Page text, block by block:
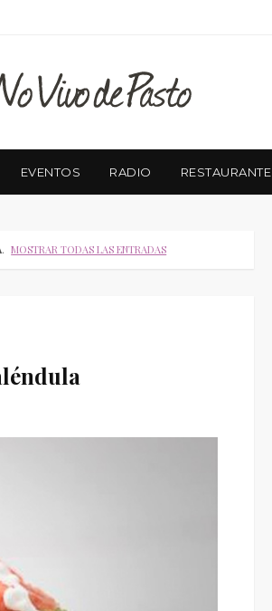
EVENTOS RADIO RESTAURANTE
. MOSTRAR TODAS LAS ENTRADAS